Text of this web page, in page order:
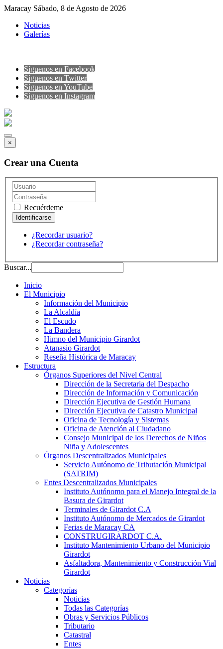
Maracay Sábado, 8 de Agosto de 2026
Noticias
Galerías
Síguenos en Facebook
Síguenos en Twitter
Síguenos en YouTube
Sìguenos en Instagram
×
Crear una Cuenta
Recuérdeme
¿Recordar usuario?
¿Recordar contraseña?
Buscar...
Inicio
El Municipio
Información del Municipio
La Alcaldía
El Escudo
La Bandera
Himno del Municipio Girardot
Atanasio Girardot
Reseña Histórica de Maracay
Estructura
Órganos Superiores del Nivel Central
Dirección de la Secretaria del Despacho
Dirección de Información y Comunicación
Dirección Ejecutiva de Gestión Humana
Dirección Ejecutiva de Catastro Municipal
Oficina de Tecnología y Sistemas
Oficina de Atención al Ciudadano
Consejo Municipal de los Derechos de Niños
Niña y Adolescentes
Órganos Descentralizados Municipales
Servicio Autónomo de Tributación Municipal
(SATRIM)
Entes Descentralizados Municipales
Instituto Autónomo para el Manejo Integral de la
Basura de Girardot
Terminales de Girardot C.A
Instituto Autónomo de Mercados de Girardot
Ferias de Maracay CA
CONSTRUGIRARDOT C.A.
Instituto Mantenimiento Urbano del Municipio
Girardot
Asfaltadora, Mantenimiento y Construcción Vial
Girardot
Noticias
Categorías
Noticias
Todas las Categorías
Obras y Servicios Públicos
Tributario
Catastral
Entes